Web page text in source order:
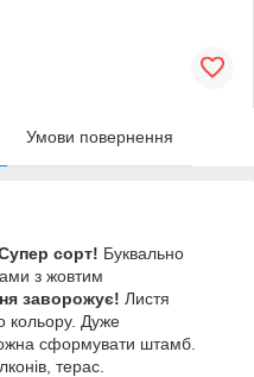
Умови повернення
сорт! Буквально
з жовтим
заворожує! Листя
кольору. Дуже
сформувати штамб.
терас.